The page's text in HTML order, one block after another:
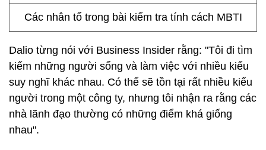
Các nhân tố trong bài kiểm tra tính cách MBTI
Dalio từng nói với Business Insider rằng: "Tôi đi tìm
kiếm những người sống và làm việc với nhiều kiểu
suy nghĩ khác nhau. Có thể sẽ tồn tại rất nhiều kiểu
người trong một công ty, nhưng tôi nhận ra rằng các
nhà lãnh đạo thường có những điểm khá giống
nhau".